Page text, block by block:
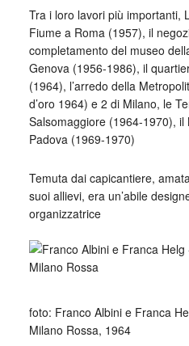
Tra i loro lavori più importanti,
Fiume a Roma (1957), il
completamento del museo
Genova (1956-1986), il
(1964), l’arredo della
d’oro 1964) e 2 di Milano, le
Salsomaggiore (1964-1970),
Padova (1969-1970)
Temuta dai capicantiere,
suoi allievi, era un’abile
organizzatrice
foto: Franco Albini e Franca
Milano Rossa, 1964